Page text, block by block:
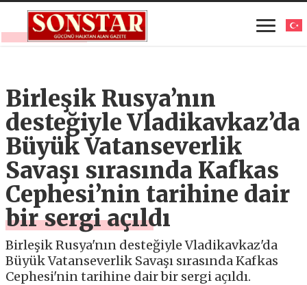
Birleşik Rusya’nın
desteğiyle Vladikavkaz’da
Büyük Vatanseverlik
Savaşı sırasında Kafkas
Cephesi’nin tarihine dair
bir sergi açıldı
Birleşik Rusya'nın desteğiyle Vladikavkaz'da
Büyük Vatanseverlik Savaşı sırasında Kafkas
Cephesi'nin tarihine dair bir sergi açıldı.